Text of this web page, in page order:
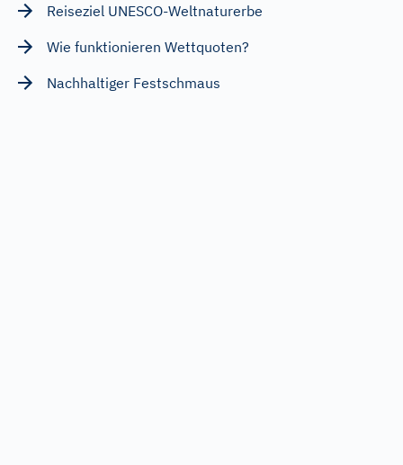
Reiseziel UNESCO-Weltnaturerbe
Wie funktionieren Wettquoten?
Nachhaltiger Festschmaus